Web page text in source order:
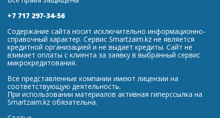
+7 717 297-34-56
Содержание сайта носит исключительно информационно-
справочный характер. Сервис Smartzaim.kz не является
кредитной организацией и не выдает кредиты. Сайт не
взимает оплаты с клиента за заявку в выбранный сервис
микрокредитования.
Все представленные компании имеют лицензии на
соответствующую деятельность.
При использовании материалов активная гиперссылка на
Smartzaim.kz обязательна.